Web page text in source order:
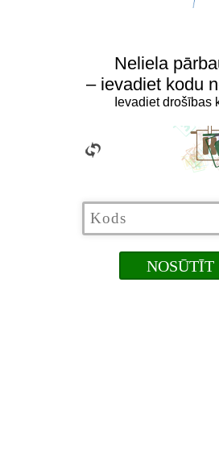
Neliela
– ievadiet kodu
Ievadiet drošības